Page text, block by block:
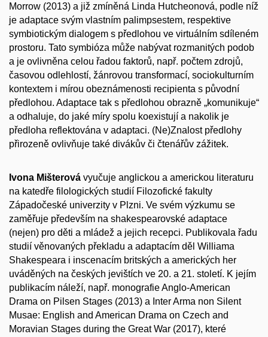
Morrow (2013) a již zmíněná Linda Hutcheonová, podle níž
je adaptace svým vlastním palimpsestem, respektive
symbiotickým dialogem s předlohou ve virtuálním sdíleném
prostoru. Tato symbióza může nabývat rozmanitých podob
a je ovlivněna celou řadou faktorů, např. počtem zdrojů,
časovou odlehlostí, žánrovou transformací, sociokulturním
kontextem i mírou obeznámenosti recipienta s původní
předlohou. Adaptace tak s předlohou obrazně „komunikuje“
a odhaluje, do jaké míry spolu koexistují a nakolik je
předloha reflektována v adaptaci. (Ne)Znalost předlohy
přirozeně ovlivňuje také divákův či čtenářův zážitek.
Ivona Mišterová vyučuje anglickou a americkou literaturu
na katedře filologických studií Filozofické fakulty
Západočeské univerzity v Plzni. Ve svém výzkumu se
zaměřuje především na shakespearovské adaptace
(nejen) pro děti a mládež a jejich recepci. Publikovala řadu
studií věnovaných překladu a adaptacím děl Williama
Shakespeara i inscenacím britských a amerických her
uváděných na českých jevištích ve 20. a 21. století. K jejím
publikacím náleží, např. monografie Anglo-American
Drama on Pilsen Stages (2013) a Inter Arma non Silent
Musae: English and American Drama on Czech and
Moravian Stages during the Great War (2017), které